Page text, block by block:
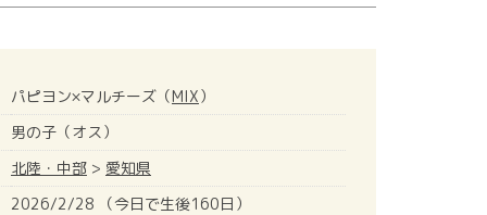
パピヨン×マルチーズ（MIX）
男の子（オス）
北陸・中部 > 愛知県
2026/2/28 （今日で生後160日）